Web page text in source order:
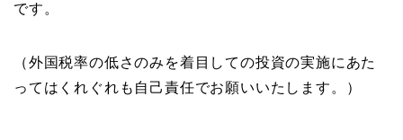
です。
（外国税率の低さのみを着目しての投資の実施にあた
ってはくれぐれも自己責任でお願いいたします。）